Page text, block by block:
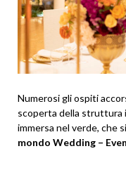
Numerosi gli ospiti
scoperta della struttura
immersa nel verde, che
mondo Wedding –